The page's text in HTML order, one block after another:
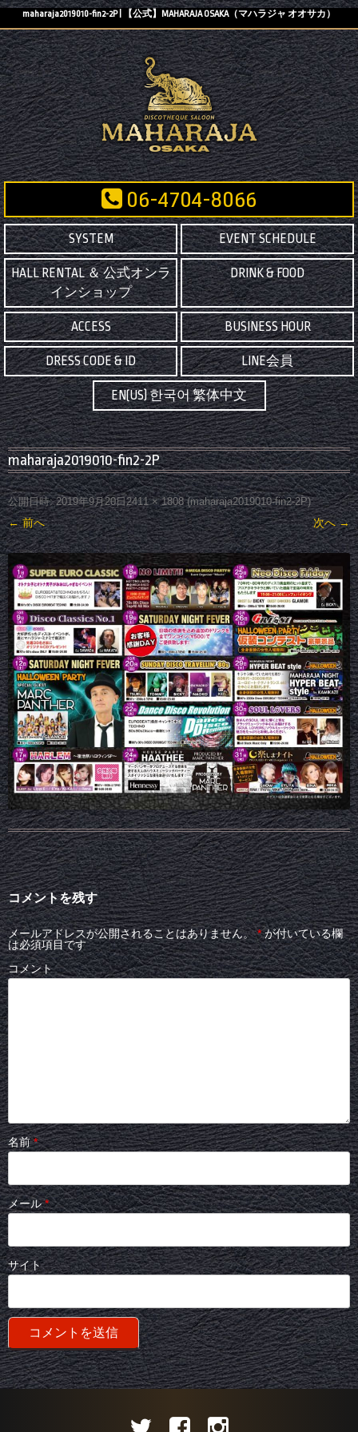
maharaja2019010-fin2-2P | 【公式】MAHARAJA OSAKA（マハラジャ オオサカ）
06-4704-8066
SYSTEM EVENT SCHEDULE
HALL RENTAL ＆ 公式オンラ
インショップ
DRINK & FOOD
ACCESS BUSINESS HOUR
DRESS CODE & ID LINE会員
EN(US) 한국어 繁体中文
maharaja2019010-fin2-2P
公開日時: 2019年9月20日2411 × 1808(maharaja2019010-fin2-2P)
← 前へ 次へ →
コメントを残す
メールアドレスが公開されることはありません。 *が付いている欄
は必須項目です
コメント
名前*
メール*
サイト